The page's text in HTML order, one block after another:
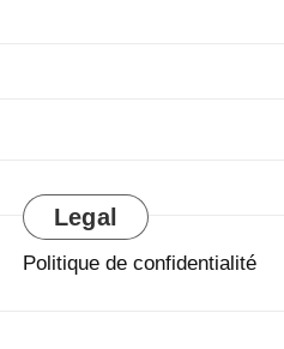
Legal
Politique de confidentialité